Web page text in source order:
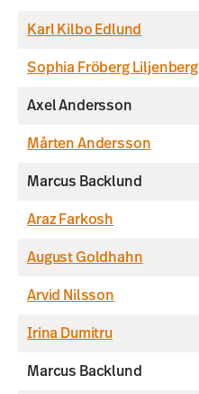
Karl Kilbo Edlund
Sophia Fröberg Liljenberg
Axel Andersson
Mårten Andersson
Marcus Backlund
Araz Farkosh
August Goldhahn
Arvid Nilsson
Irina Dumitru
Marcus Backlund